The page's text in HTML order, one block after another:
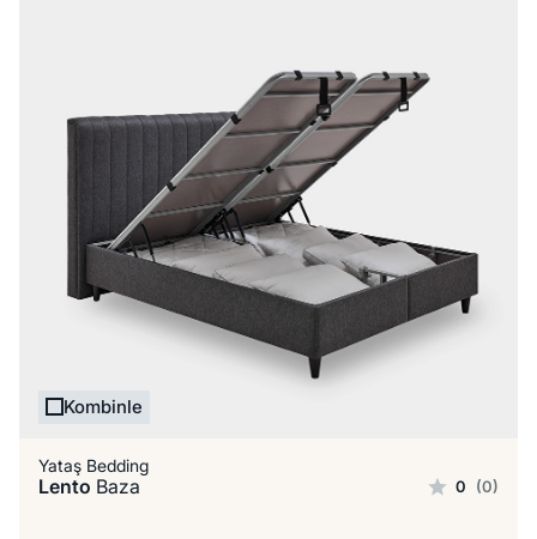
Kombinle
Yataş Bedding
Lento Baza 0 (0)